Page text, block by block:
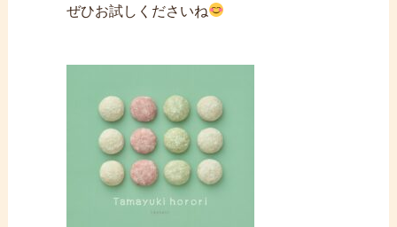
ぜひお試しくださいね